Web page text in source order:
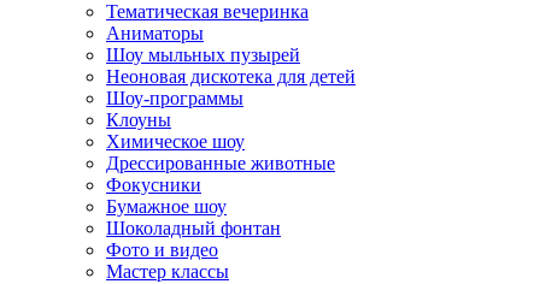
Тематическая вечеринка
Аниматоры
Шоу мыльных пузырей
Неоновая дискотека для детей
Шоу-программы
Клоуны
Химическое шоу
Дрессированные животные
Фокусники
Бумажное шоу
Шоколадный фонтан
Фото и видео
Мастер классы